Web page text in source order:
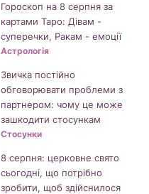
Гороскоп на 8 серпня за
картами Таро: Дівам -
суперечки, Ракам - емоції
Астрологія
Звичка постійно
обговорювати проблеми з
партнером: чому це може
зашкодити стосункам
Стосунки
8 серпня: церковне свято
сьогодні, що потрібно
зробити, щоб здійснилося